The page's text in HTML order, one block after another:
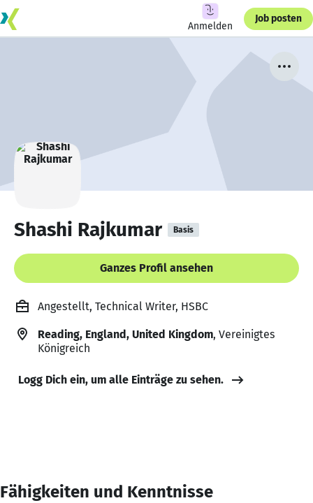
Anmelden
Job posten
Shashi Rajkumar Basis
Ganzes Profil ansehen
Angestellt, Technical Writer, HSBC
Reading, England, United Kingdom, Vereinigtes
Königreich
Logg Dich ein, um alle Einträge zu sehen.
Fähigkeiten und Kenntnisse